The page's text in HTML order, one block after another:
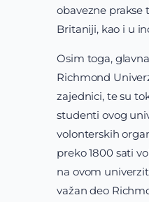
obavezne prakse
Britaniji, kao i u
Osim toga,
Richmond
zajednici, te su
studenti ovog
volonterskih
preko 1800 sati
na ovom
važan deo